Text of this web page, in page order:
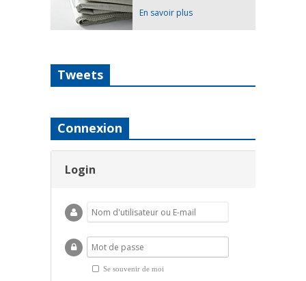
En savoir plus
Tweets
Connexion
Login
Se souvenir de moi